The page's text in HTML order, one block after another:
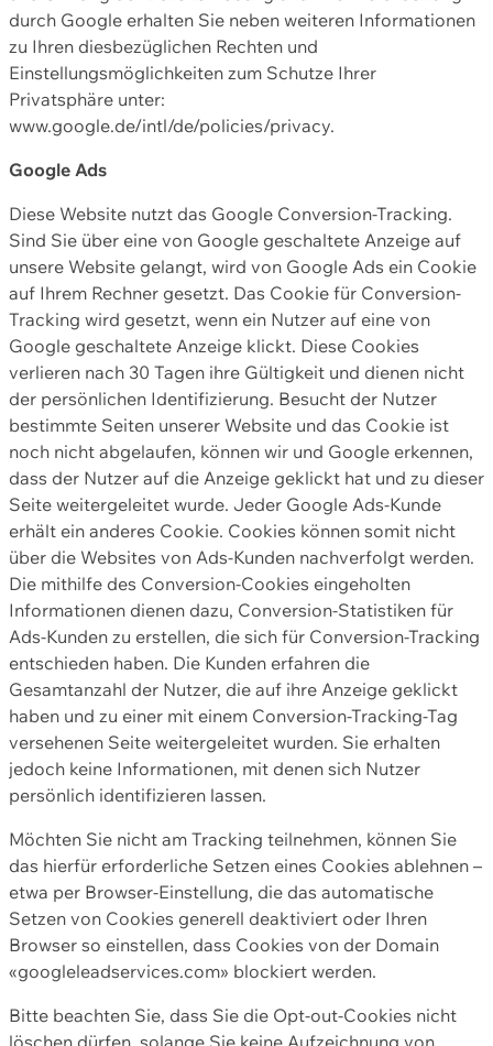
durch Google erhalten Sie neben weiteren Informationen
zu Ihren diesbezüglichen Rechten und
Einstellungsmöglichkeiten zum Schutze Ihrer
Privatsphäre unter:
www.google.de/intl/de/policies/privacy.
Google Ads
Diese Website nutzt das Google Conversion-Tracking.
Sind Sie über eine von Google geschaltete Anzeige auf
unsere Website gelangt, wird von Google Ads ein Cookie
auf Ihrem Rechner gesetzt. Das Cookie für Conversion-
Tracking wird gesetzt, wenn ein Nutzer auf eine von
Google geschaltete Anzeige klickt. Diese Cookies
verlieren nach 30 Tagen ihre Gültigkeit und dienen nicht
der persönlichen Identifizierung. Besucht der Nutzer
bestimmte Seiten unserer Website und das Cookie ist
noch nicht abgelaufen, können wir und Google erkennen,
dass der Nutzer auf die Anzeige geklickt hat und zu dieser
Seite weitergeleitet wurde. Jeder Google Ads-Kunde
erhält ein anderes Cookie. Cookies können somit nicht
über die Websites von Ads-Kunden nachverfolgt werden.
Die mithilfe des Conversion-Cookies eingeholten
Informationen dienen dazu, Conversion-Statistiken für
Ads-Kunden zu erstellen, die sich für Conversion-Tracking
entschieden haben. Die Kunden erfahren die
Gesamtanzahl der Nutzer, die auf ihre Anzeige geklickt
haben und zu einer mit einem Conversion-Tracking-Tag
versehenen Seite weitergeleitet wurden. Sie erhalten
jedoch keine Informationen, mit denen sich Nutzer
persönlich identifizieren lassen.
Möchten Sie nicht am Tracking teilnehmen, können Sie
das hierfür erforderliche Setzen eines Cookies ablehnen –
etwa per Browser-Einstellung, die das automatische
Setzen von Cookies generell deaktiviert oder Ihren
Browser so einstellen, dass Cookies von der Domain
«googleleadservices.com» blockiert werden.
Bitte beachten Sie, dass Sie die Opt-out-Cookies nicht